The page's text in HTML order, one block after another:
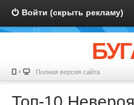
Войти (скрыть рекламу)
Полная версия сайта